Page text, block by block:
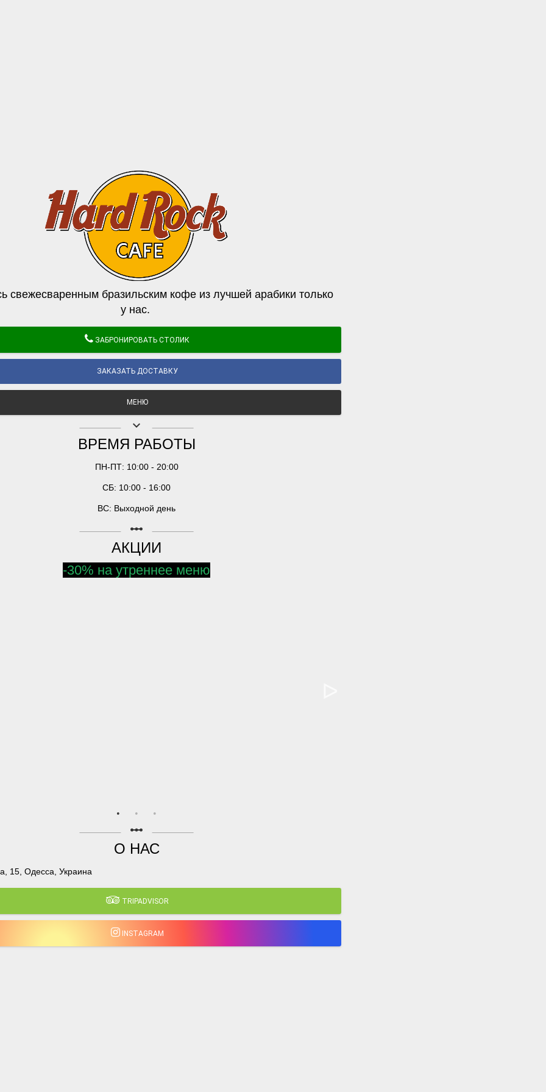
свежесваренным бразильским кофе из лучшей арабики только
у нас.
ЗАБРОНИРОВАТЬ СТОЛИК
ЗАКАЗАТЬ ДОСТАВКУ
МЕНЮ
keyboard_arrow_down
ВРЕМЯ РАБОТЫ
ПН-ПТ: 10:00 - 20:00
СБ: 10:00 - 16:00
ВС: Выходной день
linear_scale
АКЦИИ
-30% на утреннее меню
linear_scale
О НАС
15, Одесса, Украина
TRIPADVISOR
INSTAGRAM